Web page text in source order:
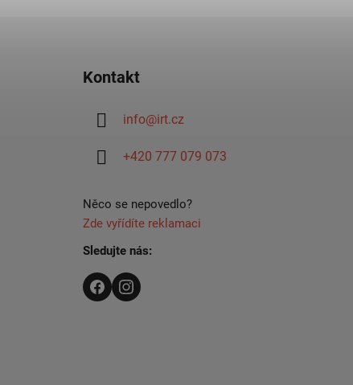
Kontakt
info@irt.cz
+420 777 079 073
Něco se nepovedlo?
Zde vyřídíte reklamaci
Sledujte nás: